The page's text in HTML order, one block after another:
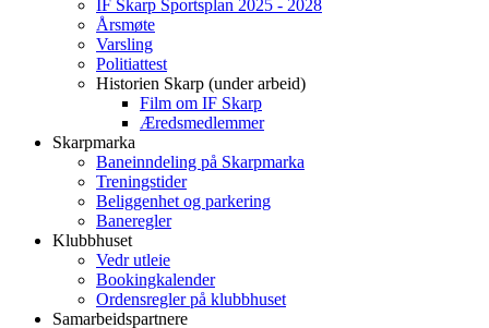
IF Skarp Sportsplan 2025 - 2028
Årsmøte
Varsling
Politiattest
Historien Skarp (under arbeid)
Film om IF Skarp
Æredsmedlemmer
Skarpmarka
Baneinndeling på Skarpmarka
Treningstider
Beliggenhet og parkering
Baneregler
Klubbhuset
Vedr utleie
Bookingkalender
Ordensregler på klubbhuset
Samarbeidspartnere